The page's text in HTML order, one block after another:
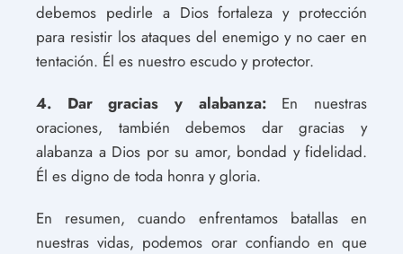
debemos pedirle a Dios fortaleza y protección
para resistir los ataques del enemigo y no caer en
tentación. Él es nuestro escudo y protector.
4. Dar gracias y alabanza:En nuestras
oraciones, también debemos dar gracias y
alabanza a Dios por su amor, bondad y fidelidad.
Él es digno de toda honra y gloria.
En resumen, cuando enfrentamos batallas en
nuestras vidas, podemos orar confiando en que